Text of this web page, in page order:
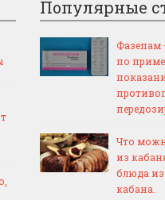
Популярные
Фазепам
по
Что
из
блюда
кабана.